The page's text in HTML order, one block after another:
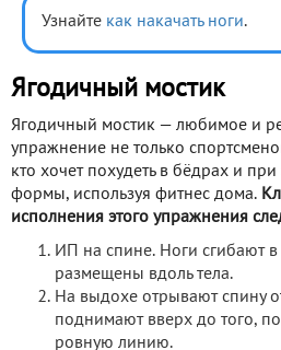
Узнайте как накачать ноги.
Ягодичный мостик
Ягодичный мостик — любимое и
упражнение не только
кто хочет похудеть в бёдрах и
формы, используя фитнес дома.
исполнения этого упражнения
ИП на спине. Ноги сгибают в
размещены вдоль тела.
На выдохе отрывают спину
поднимают вверх до того,
ровную линию.